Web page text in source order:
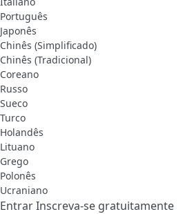
Português
Japonês
Chinês (Simplificado)
Chinês (Tradicional)
Coreano
Russo
Sueco
Turco
Holandês
Lituano
Grego
Polonês
Ucraniano
EntrarInscreva-se gratuitamente